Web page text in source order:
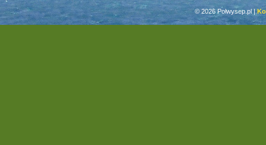
© 2026 Polwysep.pl |